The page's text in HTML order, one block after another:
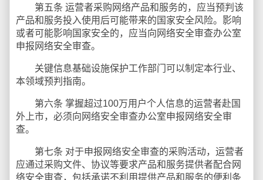
第五条 运营者采购网络产品和服务的，应当预判该
产品和服务投入使用后可能带来的国家安全风险。影响
或者可能影响国家安全的，应当向网络安全审查办公室
申报网络安全审查。
关键信息基础设施保护工作部门可以制定本行业、
本领域预判指南。
第六条 掌握超过100万用户个人信息的运营者赴国
外上市，必须向网络安全审查办公室申报网络安全审
查。
第七条 对于申报网络安全审查的采购活动，运营者
应通过采购文件、协议等要求产品和服务提供者配合网
络安全审查，包括承诺不利用提供产品和服务的便利条